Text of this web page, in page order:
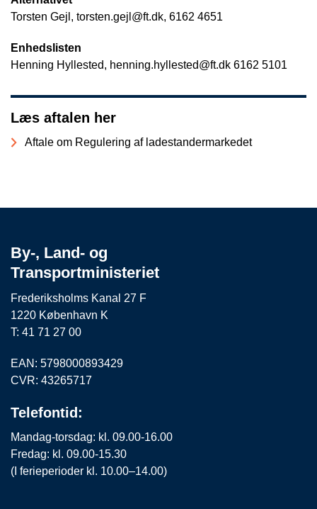
Torsten Gejl, torsten.gejl@ft.dk, 6162 4651
Enhedslisten
Henning Hyllested, henning.hyllested@ft.dk 6162 5101
Læs aftalen her
Aftale om Regulering af ladestandermarkedet
By-, Land- og
Transportministeriet
Frederiksholms Kanal 27 F
1220 København K
T: 41 71 27 00
EAN: 5798000893429
CVR: 43265717
Telefontid:
Mandag-torsdag: kl. 09.00-16.00
Fredag: kl. 09.00-15.30
(I ferieperioder kl. 10.00–14.00)